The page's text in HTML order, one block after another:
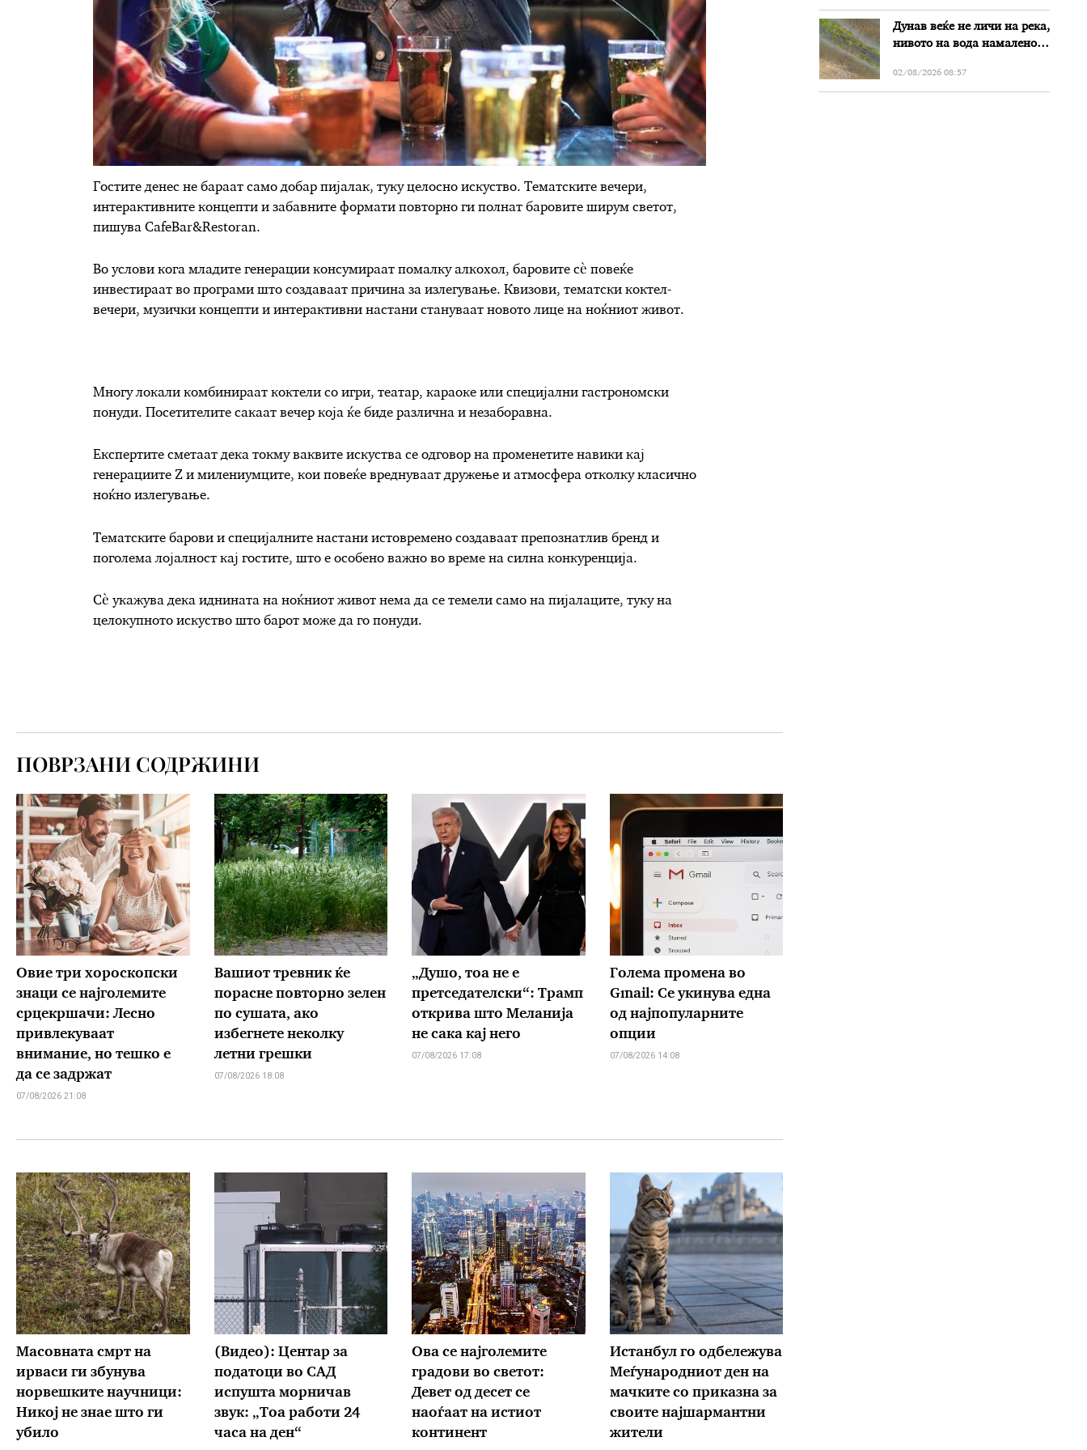
Гостите денес не бараат само добар пијалак, туку целосно искуство. Тематските вечери,
интерактивните концепти и забавните формати повторно ги полнат баровите ширум светот,
пишува CafeBar&Restoran.
Во услови кога младите генерации консумираат помалку алкохол, баровите сè повеќе
инвестираат во програми што создаваат причина за излегување. Квизови, тематски коктел-
вечери, музички концепти и интерактивни настани стануваат новото лице на ноќниот живот.
Многу локали комбинираат коктели со игри, театар, караоке или специјални гастрономски
понуди. Посетителите сакаат вечер која ќе биде различна и незаборавна.
Експертите сметаат дека токму ваквите искуства се одговор на променетите навики кај
генерациите Z и милениумците, кои повеќе вреднуваат дружење и атмосфера отколку класично
ноќно излегување.
Тематските барови и специјалните настани истовремено создаваат препознатлив бренд и
поголема лојалност кај гостите, што е особено важно во време на силна конкуренција.
Сè укажува дека иднината на ноќниот живот нема да се темели само на пијалаците, туку на
целокупното искуство што барот може да го понуди.
ПОВРЗАНИ СОДРЖИНИ
Овие три хороскопски
знаци се најголемите
срцекршачи: Лесно
привлекуваат
внимание, но тешко е
да се задржат
07/08/2026 21:08
Вашиот тревник ќе
порасне повторно зелен
по сушата, ако
избегнете неколку
летни грешки
07/08/2026 18:08
„Душо, тоа не е
претседателски“: Трамп
открива што Меланија
не сака кај него
07/08/2026 17:08
Голема промена во
Gmail: Се укинува една
од најпопуларните
опции
07/08/2026 14:08
Масовната смрт на
ирваси ги збунува
норвешките научници:
Никој не знае што ги
убило
(Видео): Центар за
податоци во САД
испушта морничав
звук: „Тоа работи 24
часа на ден“
Ова се најголемите
градови во светот:
Девет од десет се
наоѓаат на истиот
континент
Истанбул го одбележува
Меѓународниот ден на
мачките со приказна за
своите најшармантни
жители
Дунав веќе не личи на река,
нивото на вода намалено
Бугарија
02/08/2026 08:57